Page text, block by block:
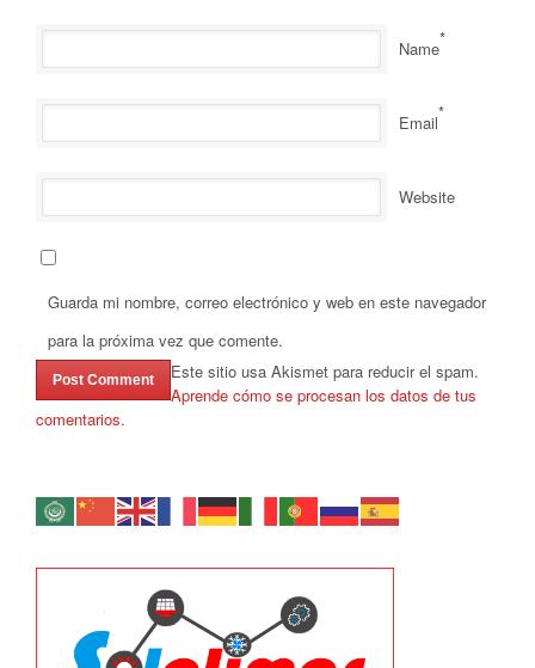
Name*
Email*
Website
Guarda mi nombre, correo electrónico y web en este navegador
para la próxima vez que comente.
Este sitio usa Akismet para reducir el spam.
Aprende cómo se procesan los datos de tus
comentarios.